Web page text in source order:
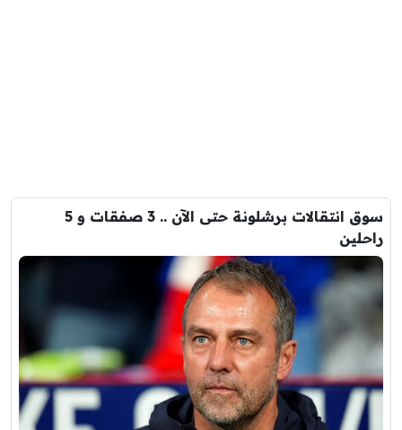
سوق انتقالات برشلونة حتى الآن .. 3 صفقات و 5
راحلين